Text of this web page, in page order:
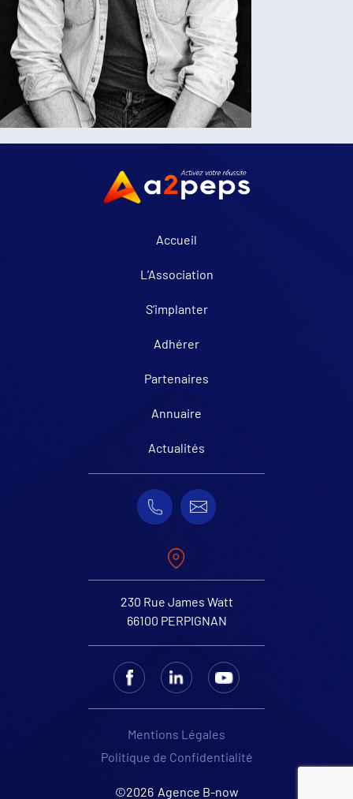
Accueil
L’Association
S’implanter
Adhérer
Partenaires
Annuaire
Actualités
230 Rue James Watt
66100 PERPIGNAN
Mentions Légales
Politique de Confidentialité
©2026 Agence B-now